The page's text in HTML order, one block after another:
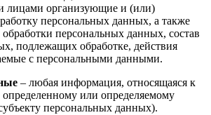
лицами организующие и (или)
персональных данных, а также
персональных данных, состав
подлежащих обработке, действия
с персональными данными.
– любая информация, относящаяся к
или определяемому
персональных данных).